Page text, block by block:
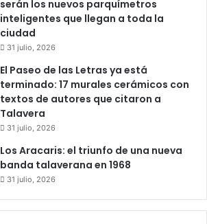
serán los nuevos parquímetros
inteligentes que llegan a toda la
ciudad
31 julio, 2026
El Paseo de las Letras ya está
terminado: 17 murales cerámicos con
textos de autores que citaron a
Talavera
31 julio, 2026
Los Aracaris: el triunfo de una nueva
banda talaverana en 1968
31 julio, 2026